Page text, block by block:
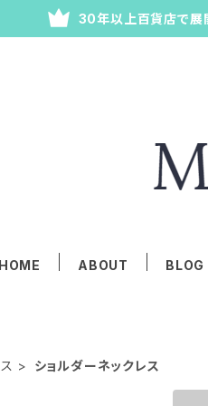
30年以上百貨店で展
HOME ABOUT BLOG
ショルダーネックレス